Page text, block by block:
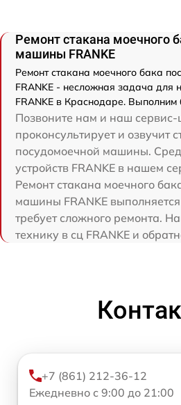
Ремонт стакана моечного
машины FRANKE
Ремонт стакана моечного бака
FRANKE - несложная задача для
FRANKE в Краснодаре. Выполним
Позвоните нам и наш сервис-
проконсультирует и озвучит
посудомоечной машины.
устройств FRANKE в нашем
Ремонт стакана моечного
машины FRANKE
требует сложного ремонта.
технику в сц FRANKE и
+7 (861) 212-36-12
Ежедневно с 9:00 до 21:00